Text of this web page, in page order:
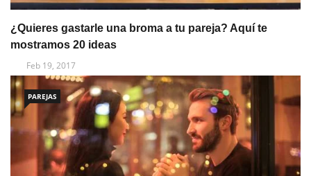
¿Quieres gastarle una broma a tu pareja? Aquí te
mostramos 20 ideas
Feb 19, 2017
PAREJAS